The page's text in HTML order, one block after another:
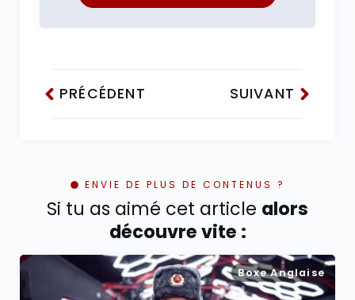
PRÉCÉDENT SUIVANT
ENVIE DE PLUS DE CONTENUS ?
Si tu as aimé cet article alors
découvre vite :
Boxe Anglaise